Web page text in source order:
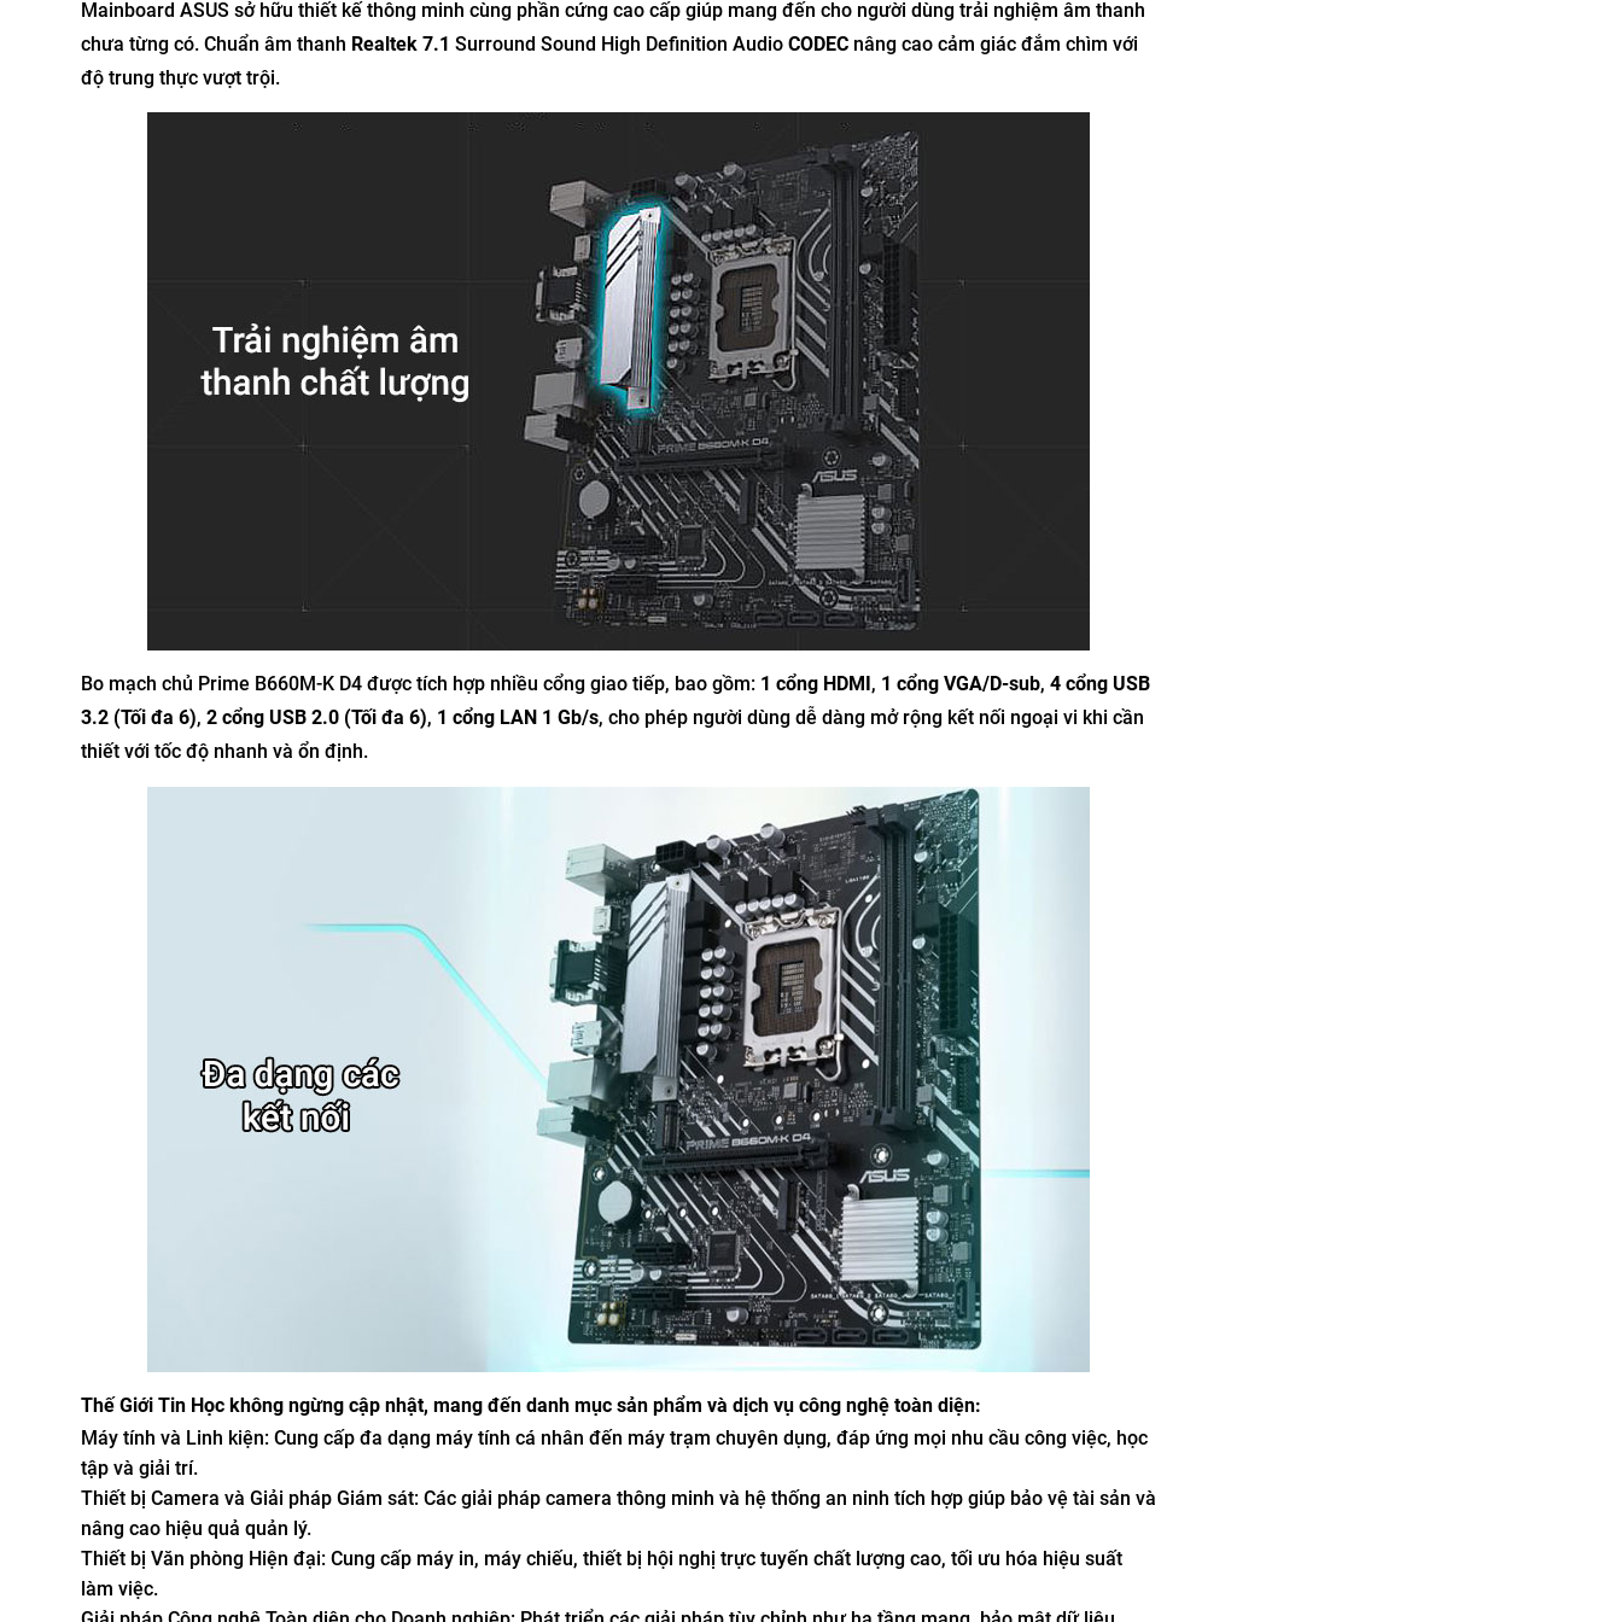
Mainboard ASUS sở hữu thiết kế thông minh cùng phần cứng cao cấp giúp mang đến cho người dùng trải nghiệm âm thanh
chưa từng có. Chuẩn âm thanh Realtek 7.1 Surround Sound High Definition Audio CODEC nâng cao cảm giác đắm chìm với
độ trung thực vượt trội.
Bo mạch chủ Prime B660M-K D4 được tích hợp nhiều cổng giao tiếp, bao gồm: 1 cổng HDMI , 1 cổng VGA/D-sub, 4 cổng USB
3.2 (Tối đa 6), 2 cổng USB 2.0 (Tối đa 6), 1 cổng LAN 1 Gb/s, cho phép người dùng dễ dàng mở rộng kết nối ngoại vi khi cần
thiết với tốc độ nhanh và ổn định.
Thế Giới Tin Học không ngừng cập nhật, mang đến danh mục sản phẩm và dịch vụ công nghệ toàn diện:
Máy tính và Linh kiện: Cung cấp đa dạng máy tính cá nhân đến máy trạm chuyên dụng, đáp ứng mọi nhu cầu công việc, học
tập và giải trí.
Thiết bị Camera và Giải pháp Giám sát: Các giải pháp camera thông minh và hệ thống an ninh tích hợp giúp bảo vệ tài sản và
nâng cao hiệu quả quản lý.
Thiết bị Văn phòng Hiện đại: Cung cấp máy in, máy chiếu, thiết bị hội nghị trực tuyến chất lượng cao, tối ưu hóa hiệu suất
làm việc.